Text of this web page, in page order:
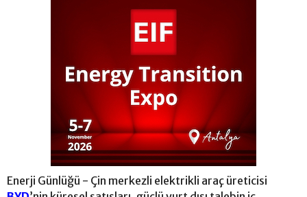
Enerji Günlüğü - Çin merkezli elektrikli araç üreticisi